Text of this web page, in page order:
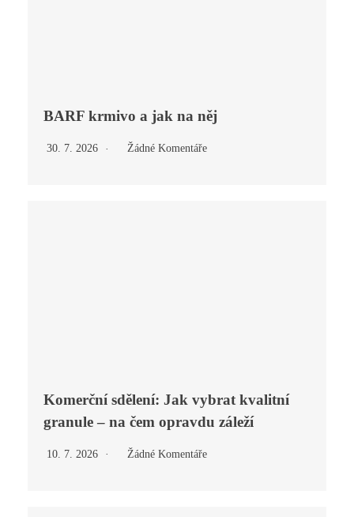
BARF krmivo a jak na něj
30. 7. 2026 Žádné Komentáře
Komerční sdělení: Jak vybrat kvalitní
granule – na čem opravdu záleží
10. 7. 2026 Žádné Komentáře